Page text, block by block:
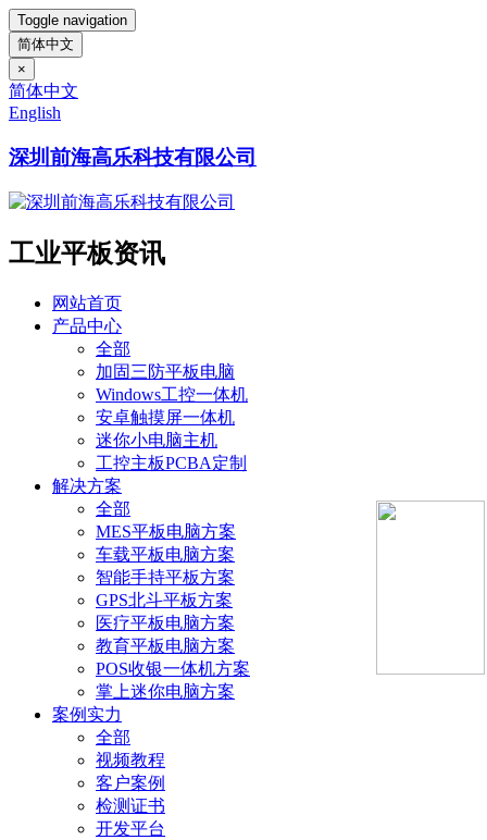
Toggle navigation
简体中文
×
简体中文
English
深圳前海高乐科技有限公司
工业平板资讯
网站首页
产品中心
全部
加固三防平板电脑
Windows工控一体机
安卓触摸屏一体机
迷你小电脑主机
工控主板PCBA定制
解决方案
全部
MES平板电脑方案
车载平板电脑方案
智能手持平板方案
GPS北斗平板方案
医疗平板电脑方案
教育平板电脑方案
POS收银一体机方案
掌上迷你电脑方案
案例实力
全部
视频教程
客户案例
检测证书
开发平台